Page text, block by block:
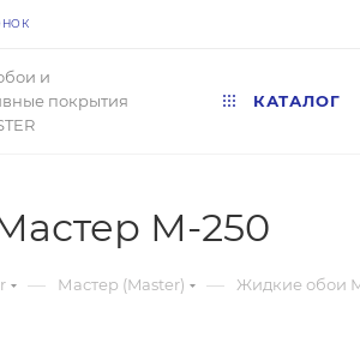
и
покрытия
КАТАЛОГ
М-250
— Мастер (Master) — Жидкие обои